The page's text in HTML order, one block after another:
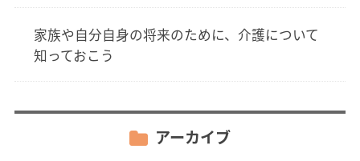
家族や自分自身の将来のために、介護について
知っておこう
アーカイブ